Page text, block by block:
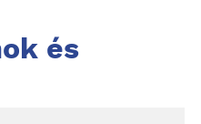
és